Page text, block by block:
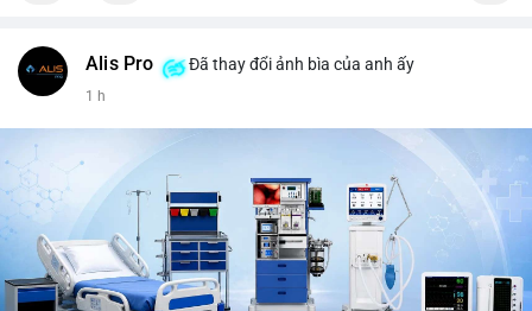
MrBeast, Google. Binance Square: nhiều post về lệnh long, lợi
nhuận, $HFT/$SKYAI, $RIVER, $WLD, $ALLO, Top trader 30
💬 DÒNG CHẢY TIN TỨC & TRUYỀN THÔNG: Telegram
CoinTelegraph: Saylor nói Bitcoin không cần rõ ràng, Mỹ cần
rõ ràng; CEX futures volume giảm xuống $4 tỷ trong tháng 7,
thấp nhất từ tháng 12/2023; Prophet Market ra mắt thị trường
dự đoán human vs AI; Trump nói crypto làเรื่อง lớn, người dùng
Alis Pro Đã thay đổi ảnh bìa của anh ấy
1 h